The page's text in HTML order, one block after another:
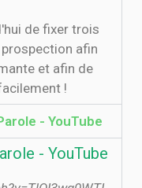
de fixer trois
afin
et afin de
!
- YouTube
- YouTube